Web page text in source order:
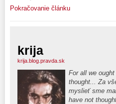
Pokračovanie článku
krija
krija.blog.pravda.sk
For all we
thought... Za
myslieť sme
have not